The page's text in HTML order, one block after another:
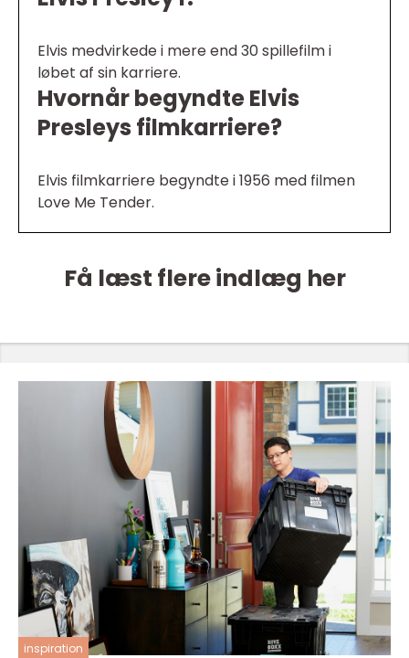
Elvis medvirkede i mere end 30 spillefilm i
løbet af sin karriere.
Hvornår begyndte Elvis
Presleys filmkarriere?
Elvis filmkarriere begyndte i 1956 med filmen
Love Me Tender.
Få læst flere indlæg her
inspiration